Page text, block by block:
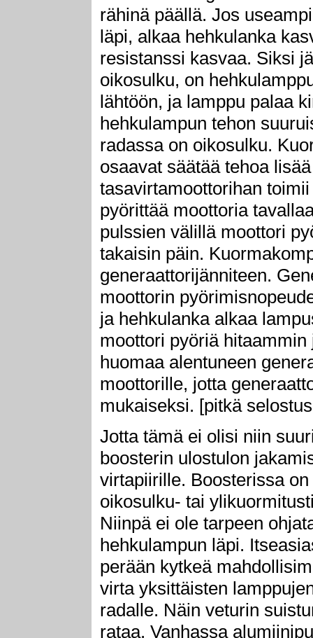
rähinä päällä. Jos
läpi, alkaa hehkulanka
resistanssi kasvaa. Siksi
oikosulku, on
lähtöön, ja lamppu palaa
hehkulampun tehon
radassa on oikosulku.
osaavat säätää tehoa
tasavirtamoottorihan
pyörittää moottoria
pulssien välillä moottori
takaisin päin.
generaattorijänniteen.
moottorin
ja hehkulanka alkaa
moottori pyöriä
huomaa alentuneen
moottorille, jotta
mukaiseksi. [pitkä
Jotta tämä ei olisi niin
boosterin ulostulon
virtapiirille. Boosterissa
oikosulku- tai
Niinpä ei ole tarpeen
hehkulampun läpi.
perään kytkeä
virta yksittäisten
radalle. Näin veturin
rataa. Vanhassa